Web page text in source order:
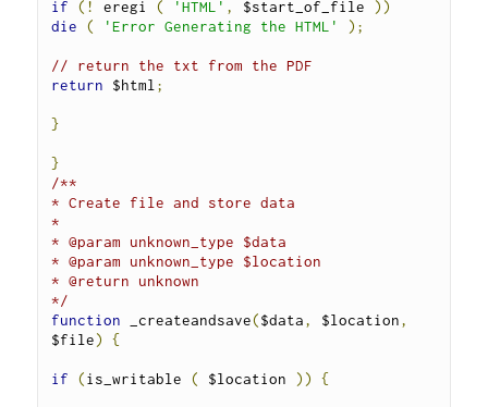
if (! eregi ( 'HTML' , $start_of_file ))
die
( 'Error Generating the HTML' );
// return the txt from the PDF
return $html ;
}
}
/**
* Create file and store data
*
* @param unknown_type $data
* @param unknown_type $location
* @return unknown
*/
function _createandsave($data, $location,
$file) {
if (is_writable ( $location )) {